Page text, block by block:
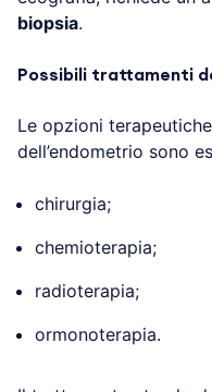
biopsia.
Possibili trattamenti
Le opzioni
dell’endometrio sono
chirurgia;
chemioterapia;
radioterapia;
ormonoterapia.